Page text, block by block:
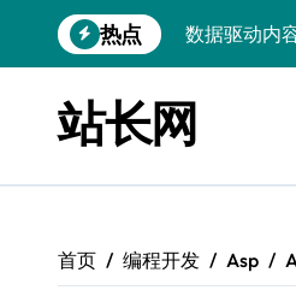
到
热点
数据驱动内
数据驱动传
Go开发实战
Linux高效搭
站长网
首页 编程开发 Asp